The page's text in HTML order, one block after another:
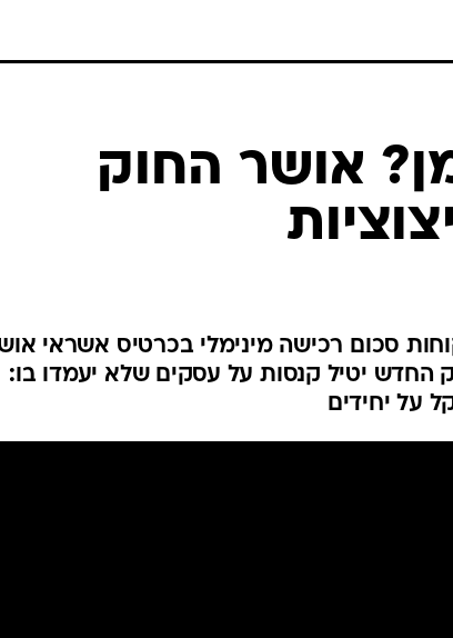
אושר החוק
סכום רכישה מינימלי בכרטיס אשראי
החדש יטיל קנסות על עסקים שלא יעמדו בו: